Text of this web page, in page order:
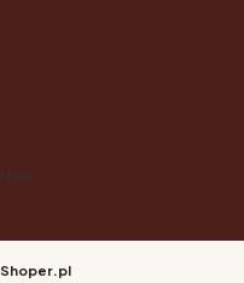
Shoper.pl